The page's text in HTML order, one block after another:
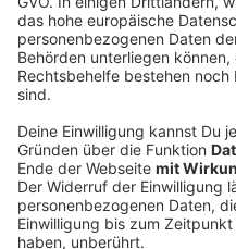
Tschechien
Wales
Schottland